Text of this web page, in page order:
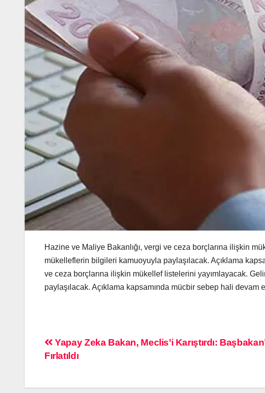
Hazine ve Maliye Bakanlığı, vergi ve ceza borçlarına ilişkin
mükelleflerin bilgileri kamuoyuyla paylaşılacak. Açıklama
ve ceza borçlarına ilişkin mükellef listelerini yayımlayacak.
paylaşılacak. Açıklama kapsamında mücbir sebep hali
Yapay Zeka Bakan, Meclis’i Karıştırdı:
Fırlatıldı